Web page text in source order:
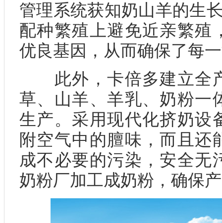
管理系统获知奶山羊的生
配种繁殖上避免近亲繁殖
优良基因，从而确保了每
此外，卡倍多建立全
草、山羊、羊乳、奶粉一
生产。采用现代化挤奶设
附空气中的膻味，而且还
成不必要的污染，安全无
奶粉厂加工成奶粉，确保